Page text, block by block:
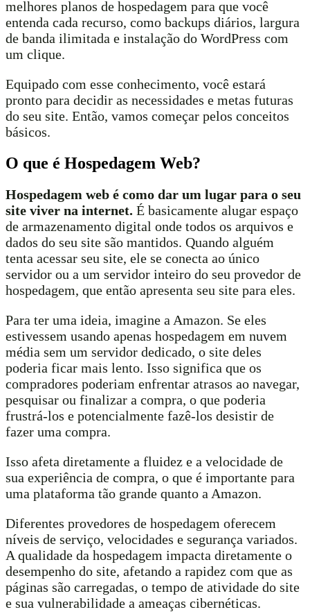
melhores planos de hospedagem para que você
entenda cada recurso, como backups diários, largura
de banda ilimitada e instalação do WordPress com
um clique.
Equipado com esse conhecimento, você estará
pronto para decidir as necessidades e metas futuras
do seu site. Então, vamos começar pelos conceitos
básicos.
O que é Hospedagem Web?
Hospedagem web é como dar um lugar para o seu
site viver na internet. É basicamente alugar espaço
de armazenamento digital onde todos os arquivos e
dados do seu site são mantidos. Quando alguém
tenta acessar seu site, ele se conecta ao único
servidor ou a um servidor inteiro do seu provedor de
hospedagem, que então apresenta seu site para eles.
Para ter uma ideia, imagine a Amazon. Se eles
estivessem usando apenas hospedagem em nuvem
média sem um servidor dedicado, o site deles
poderia ficar mais lento. Isso significa que os
compradores poderiam enfrentar atrasos ao navegar,
pesquisar ou finalizar a compra, o que poderia
frustrá-los e potencialmente fazê-los desistir de
fazer uma compra.
Isso afeta diretamente a fluidez e a velocidade de
sua experiência de compra, o que é importante para
uma plataforma tão grande quanto a Amazon.
Diferentes provedores de hospedagem oferecem
níveis de serviço, velocidades e segurança variados.
A qualidade da hospedagem impacta diretamente o
desempenho do site, afetando a rapidez com que as
páginas são carregadas, o tempo de atividade do site
e sua vulnerabilidade a ameaças cibernéticas.